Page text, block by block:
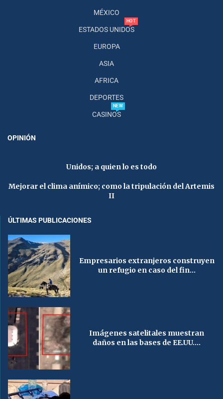
MÉXICO
ESTADOS UNIDOS
HOT
EUROPA
ASIA
AFRICA
DEPORTES
CASINOS
NEW
OPINIÓN
Unidos; a quien lo es todo
Mejorar el clima anímico; como la tripulación del Artemis
II
ÚLTIMAS PUBLICACIONES
Empresarios extranjeros construyen
un refugio en caso del fin...
Imágenes satelitales muestran
daños en las bases de EE.UU....